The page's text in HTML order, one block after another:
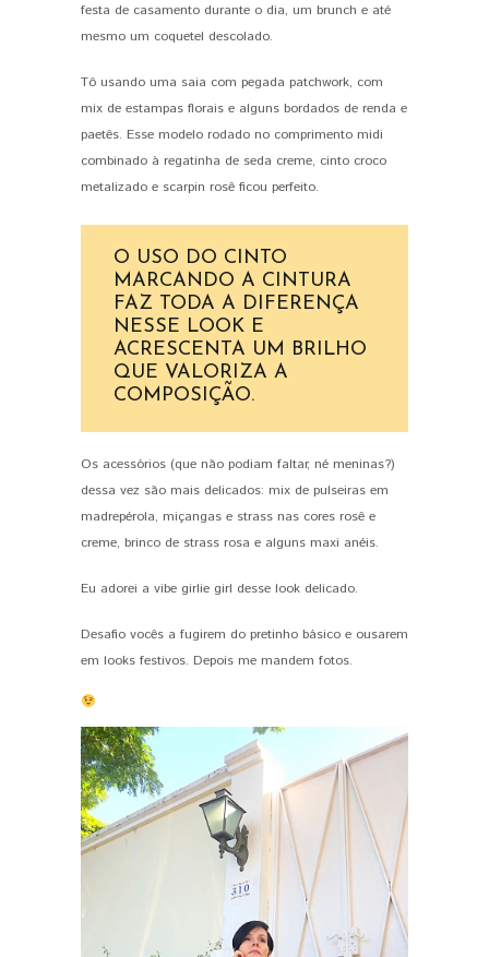
festa de casamento durante o dia, um brunch e até
mesmo um coquetel descolado.
Tô usando uma saia com pegada patchwork, com
mix de estampas florais e alguns bordados de renda e
paetês. Esse modelo rodado no comprimento midi
combinado à regatinha de seda creme, cinto croco
metalizado e scarpin rosê ficou perfeito.
O USO DO CINTO
MARCANDO A CINTURA
FAZ TODA A DIFERENÇA
NESSE LOOK E
ACRESCENTA UM BRILHO
QUE VALORIZA A
COMPOSIÇÃO.
Os acessórios (que não podiam faltar, né meninas?)
dessa vez são mais delicados: mix de pulseiras em
madrepérola, miçangas e strass nas cores rosê e
creme, brinco de strass rosa e alguns maxi anéis.
Eu adorei a vibe girlie girl desse look delicado.
Desafio vocês a fugirem do pretinho básico e ousarem
em looks festivos. Depois me mandem fotos.